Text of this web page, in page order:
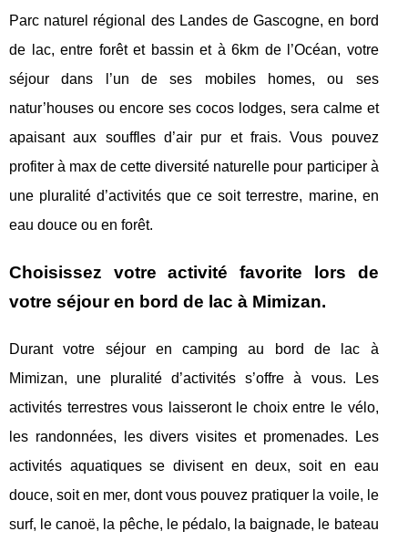
Parc naturel régional des Landes de Gascogne, en bord
de lac, entre forêt et bassin et à 6km de l’Océan, votre
séjour dans l’un de ses mobiles homes, ou ses
natur’houses ou encore ses cocos lodges, sera calme et
apaisant aux souffles d’air pur et frais. Vous pouvez
profiter à max de cette diversité naturelle pour participer à
une pluralité d’activités que ce soit terrestre, marine, en
eau douce ou en forêt.
Choisissez votre activité favorite lors de
votre séjour en bord de lac à Mimizan.
Durant votre séjour en camping au bord de lac à
Mimizan, une pluralité d’activités s’offre à vous. Les
activités terrestres vous laisseront le choix entre le vélo,
les randonnées, les divers visites et promenades. Les
activités aquatiques se divisent en deux, soit en eau
douce, soit en mer, dont vous pouvez pratiquer la voile, le
surf, le canoë, la pêche, le pédalo, la baignade, le bateau